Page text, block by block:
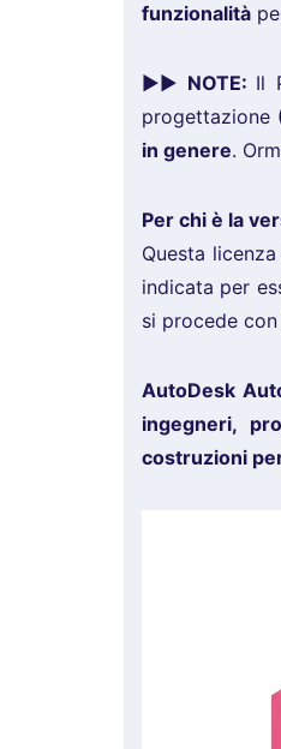
funzionalità
►► NOTE: Il
progettazione
in genere.
Per chi è la
Questa
indicata per
si procede
AutoDesk
ingegneri,
costruzioni